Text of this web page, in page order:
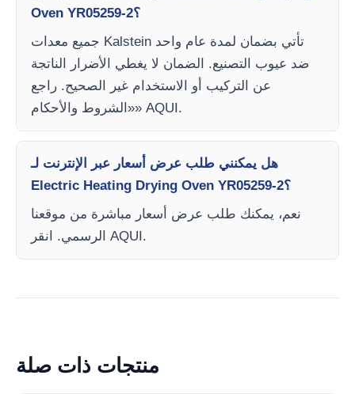
Oven YR05259-2؟
جميع معدات Kalstein تأتي بضمان لمدة عام واحد
ضد عيوب التصنيع. الضمان لا يغطي الأضرار الناتجة
عن التركيب أو الاستخدام غير الصحيح. راجع
«الشروط والأحكام» AQUI.
هل يمكنني طلب عرض أسعار عبر الإنترنت لـ
Electric Heating Drying Oven YR05259-2؟
نعم، يمكنك طلب عرض أسعار مباشرة من موقعنا
الرسمي. انقر AQUI.
منتجات ذات صلة